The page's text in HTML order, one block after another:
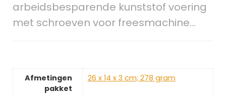
arbeidsbesparende kunststof voering
met schroeven voor freesmachine…
Afmetingen
pakket
‎26 x 14 x 3 cm; 278 gram